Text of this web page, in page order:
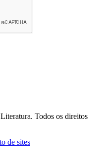
Todos os direitos